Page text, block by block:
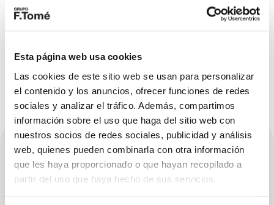
Esta página web usa cookies
Las cookies de este sitio web se usan para personalizar
el contenido y los anuncios, ofrecer funciones de redes
sociales y analizar el tráfico. Además, compartimos
información sobre el uso que haga del sitio web con
nuestros socios de redes sociales, publicidad y análisis
web, quienes pueden combinarla con otra información
que les haya proporcionado o que hayan recopilado a
partir del uso que haya hecho de sus servicios.
la pasión por un auténtico icono de
Descubre nuestro
stock